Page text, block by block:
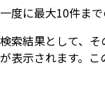
一度に最大10件ま
検索結果として、
が表示されます。